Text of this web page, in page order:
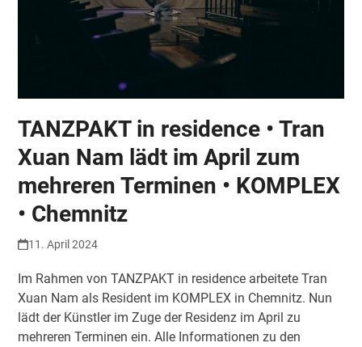
TANZPAKT in residence • Tran
Xuan Nam lädt im April zum
mehreren Terminen • KOMPLEX
• Chemnitz
11. April 2024
Im Rahmen von TANZPAKT in residence arbeitete Tran
Xuan Nam als Resident im KOMPLEX in Chemnitz. Nun
lädt der Künstler im Zuge der Residenz im April zu
mehreren Terminen ein. Alle Informationen zu den